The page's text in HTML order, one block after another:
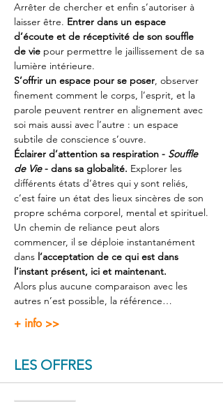
Arrêter de chercher et enfin s’autoriser à
laisser être. Entrer dans un espace
d’écoute et de réceptivité de son souffle
de vie pour permettre le jaillissement de sa
lumière intérieure.
S’offrir un espace pour se poser, observer
finement comment le corps, l’esprit, et la
parole peuvent rentrer en alignement avec
soi mais aussi avec l’autre : un espace
subtile de conscience s’ouvre.
Éclairer d’attention sa respiration - Souffle
de Vie - dans sa globalité. Explorer les
différents états d’êtres qui y sont reliés,
c’est faire un état des lieux sincères de son
propre schéma corporel, mental et spirituel.
Un chemin de reliance peut alors
commencer, il se déploie instantanément
dans l’acceptation de ce qui est dans
l’instant présent, ici et maintenant.
Alors plus aucune comparaison avec les
autres n’est possible, la référence…
+ info >>
LES OFFRES